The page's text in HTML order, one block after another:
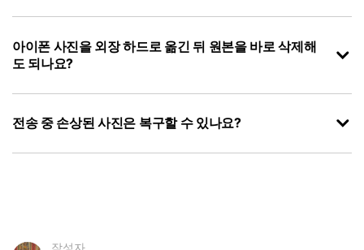
아이폰 사진을 외장 하드로 옮긴 뒤 원본을 바로 삭제해
도 되나요?
전송 중 손상된 사진은 복구할 수 있나요?